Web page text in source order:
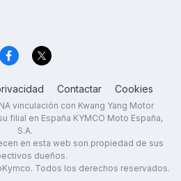
Contactar Cookies
vinculación con Kwang Yang Motor
filial en España KYMCO Moto España,
S.A.
en esta web son propiedad de sus
dueños.
Todos los derechos reservados.